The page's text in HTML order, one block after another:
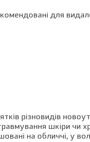
для
різновидів
шкіри чи
на обличчі, у